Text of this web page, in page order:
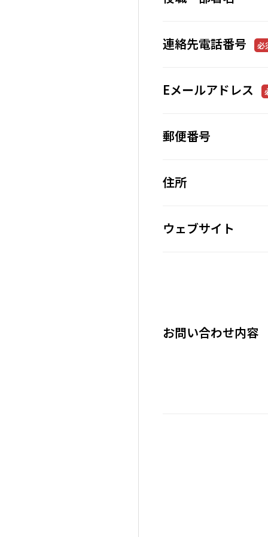
連絡先電話番号 必
Eメールアドレス
郵便番号
住所
ウェブサイト
お問い合わせ内容